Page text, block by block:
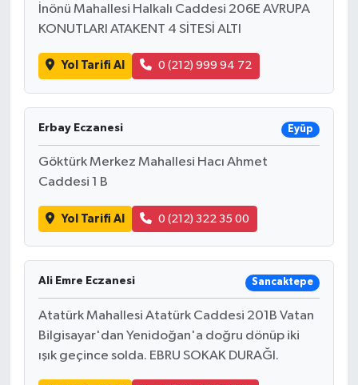
İnönü Mahallesi Halkalı Caddesi 206E AVRUPA
KONUTLARI ATAKENT 4 SİTESİ ALTI
Yol Tarifi Al 0 (212) 999 94 72
Erbay Eczanesi Eyüp
Göktürk Merkez Mahallesi Hacı Ahmet
Caddesi 1 B
Yol Tarifi Al 0 (212) 322 35 00
Ali Emre Eczanesi Sancaktepe
Atatürk Mahallesi Atatürk Caddesi 201B Vatan
Bilgisayar'dan Yenidoğan'a doğru dönüp iki
ışık geçince solda. EBRU SOKAK DURAĞI.